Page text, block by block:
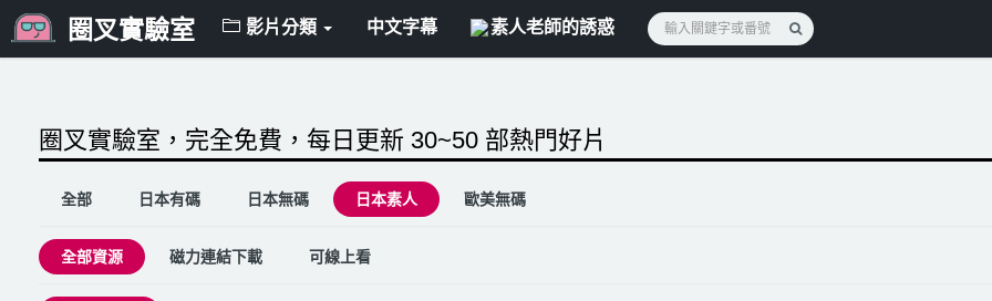
圈叉實驗室 影片分類 中文字幕 素人老師的誘惑
圈叉實驗室，完全免費，每日更新 30~50 部熱門好片
全部 日本有碼 日本無碼 日本素人 歐美無碼
全部資源 磁力連結下載 可線上看